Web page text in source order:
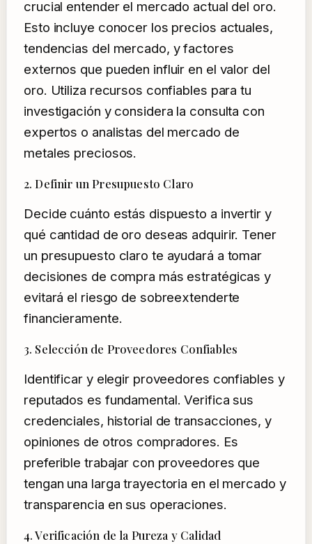
crucial entender el mercado actual del oro.
Esto incluye conocer los precios actuales,
tendencias del mercado, y factores
externos que pueden influir en el valor del
oro. Utiliza recursos confiables para tu
investigación y considera la consulta con
expertos o analistas del mercado de
metales preciosos.
2. Definir un Presupuesto Claro
Decide cuánto estás dispuesto a invertir y
qué cantidad de oro deseas adquirir. Tener
un presupuesto claro te ayudará a tomar
decisiones de compra más estratégicas y
evitará el riesgo de sobreextenderte
financieramente.
3. Selección de Proveedores Confiables
Identificar y elegir proveedores confiables y
reputados es fundamental. Verifica sus
credenciales, historial de transacciones, y
opiniones de otros compradores. Es
preferible trabajar con proveedores que
tengan una larga trayectoria en el mercado y
transparencia en sus operaciones.
4. Verificación de la Pureza y Calidad